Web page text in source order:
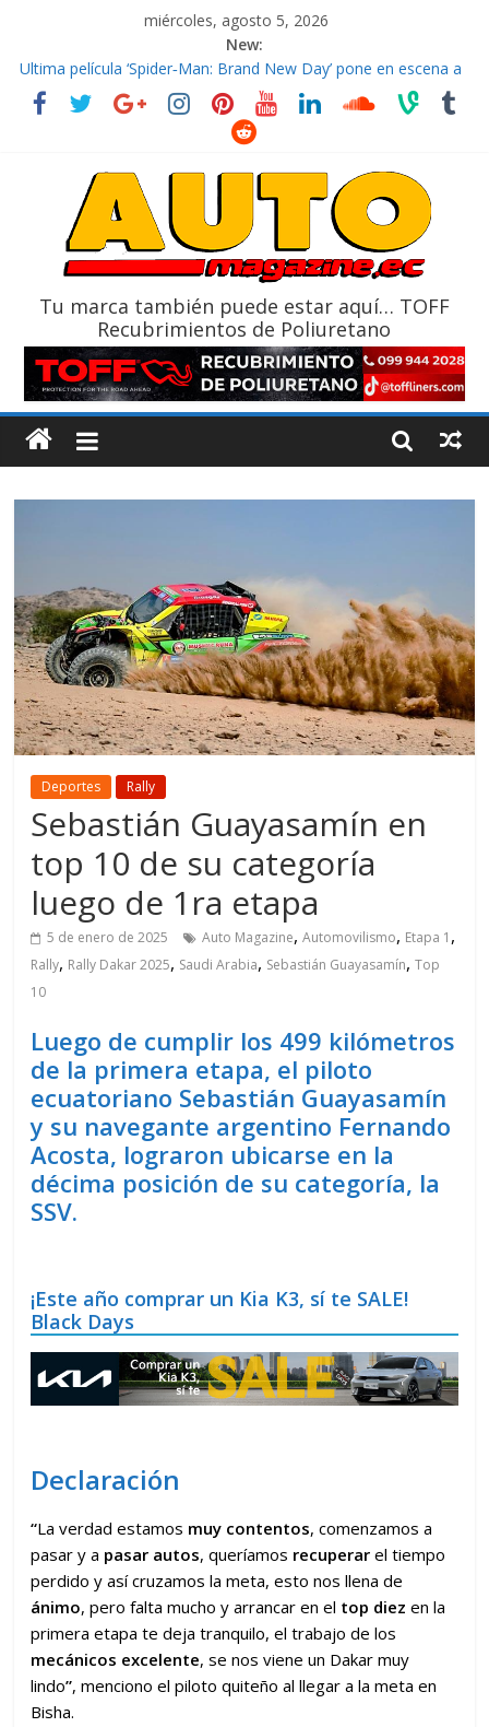
miércoles, agosto 5, 2026
New:
El costo de tener un vehículo gana protagonismo a la hora de
decidir
Ultima película ‘Spider‑Man: Brand New Day’ pone en escena a
La Vuelta al Ecuador 2026, edición 47ª, recorre 7 provincias en 8
La FEDAK recibe 12 Sinotruk Bolden para cubrir las rutas de La
Tu marca también puede estar aquí… TOFF
Recubrimientos de Poliuretano
Deportes Rally
Sebastián Guayasamín en
top 10 de su categoría
luego de 1ra etapa
5 de enero de 2025 Auto Magazine,Automovilismo, Etapa 1 ,
Rally, Rally Dakar 2025, Saudi Arabia, Sebastián Guayasamín,Top
10
Luego de cumplir los 499 kilómetros
de la primera etapa, el piloto
ecuatoriano Sebastián Guayasamín
y su navegante argentino Fernando
Acosta, lograron ubicarse en la
décima posición de su categoría, la
SSV.
¡Este año comprar un Kia K3, sí te SALE!
Black Days
Declaración
“La verdad estamos muy contentos, comenzamos a
pasar y a pasar autos, queríamos recuperar el tiempo
perdido y así cruzamos la meta, esto nos llena de
ánimo, pero falta mucho y arrancar en el top diez en la
primera etapa te deja tranquilo, el trabajo de los
mecánicos excelente, se nos viene un Dakar muy
lindo”, menciono el piloto quiteño al llegar a la meta en
Bisha.